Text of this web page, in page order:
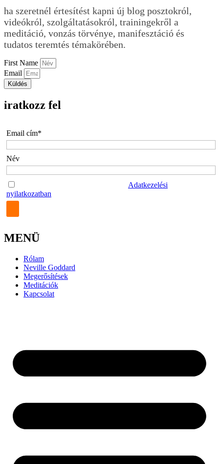
ha szeretnél értesítést kapni új blog posztokról,
videókról, szolgáltatásokról, trainingekről a
meditáció, vonzás törvénye, manifesztáció és
tudatos teremtés témakörében.
First Name
Email
Küldés
iratkozz fel
Email cím*
Név
Adatkezelési
nyilatkozatban
MENÜ
Rólam
Neville Goddard
Megerősítések
Meditációk
Kapcsolat